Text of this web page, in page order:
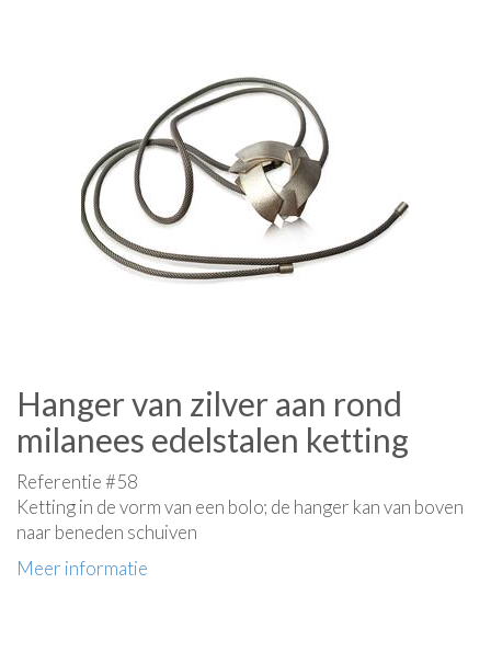
Hanger van zilver aan rond
milanees edelstalen ketting
Referentie #58
Ketting in de vorm van een bolo; de hanger kan van boven
naar beneden schuiven
Meer informatie